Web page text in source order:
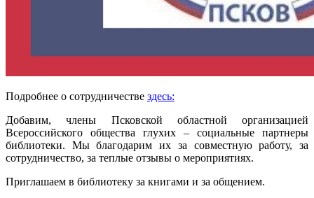
Подробнее о сотрудничестве здесь:
Добавим, члены Псковской областной организацией
Всероссийского общества глухих – социальные партнеры
библиотеки. Мы благодарим их за совместную работу, за
сотрудничество, за теплые отзывы о мероприятиях.
Приглашаем в библиотеку за книгами и за общением.